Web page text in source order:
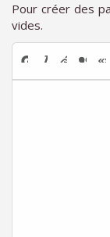
Pour créer des
vides.